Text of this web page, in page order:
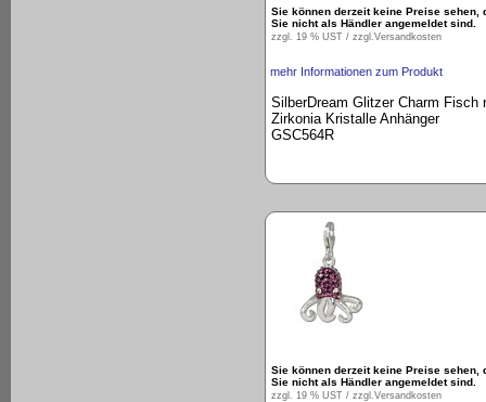
Sie können derzeit keine Preise sehen,
Sie nicht als Händler angemeldet sind.
zzgl. 19 % UST / zzgl.Versandkosten
mehr Informationen zum Produkt
SilberDream Glitzer Charm Fisch
Zirkonia Kristalle Anhänger
GSC564R
Sie können derzeit keine Preise sehen,
Sie nicht als Händler angemeldet sind.
zzgl. 19 % UST / zzgl. Versandkosten